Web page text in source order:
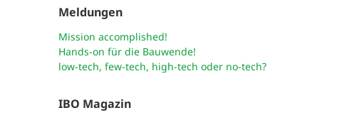
Meldungen
Mission accomplished!
Hands-on für die Bauwende!
low-tech, few-tech, high-tech oder no-tech?
IBO Magazin